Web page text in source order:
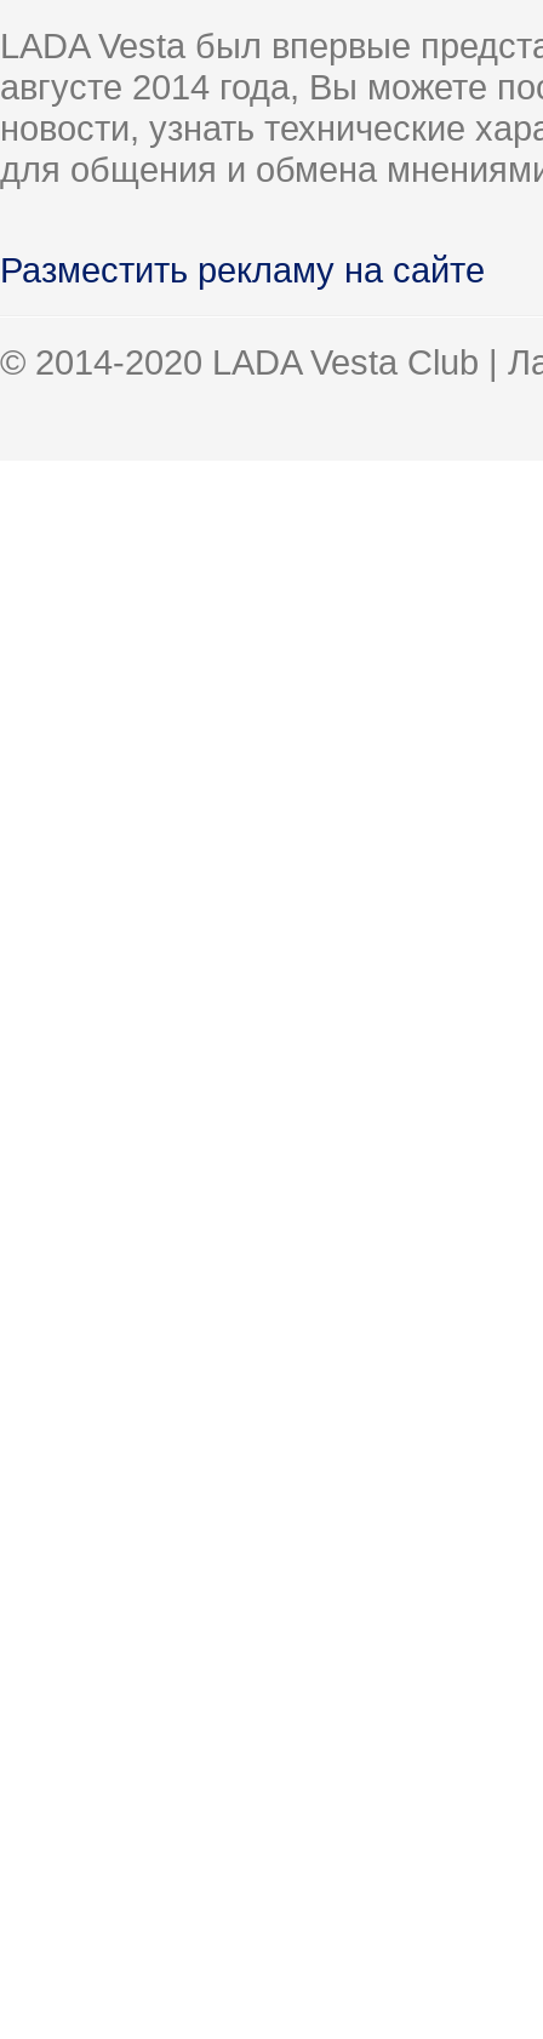
LADA Vesta был впервые
августе 2014 года, Вы можете
новости, узнать технические
для общения и обмена
Разместить рекламу на сайте
© 2014-2020 LADA Vesta Club |